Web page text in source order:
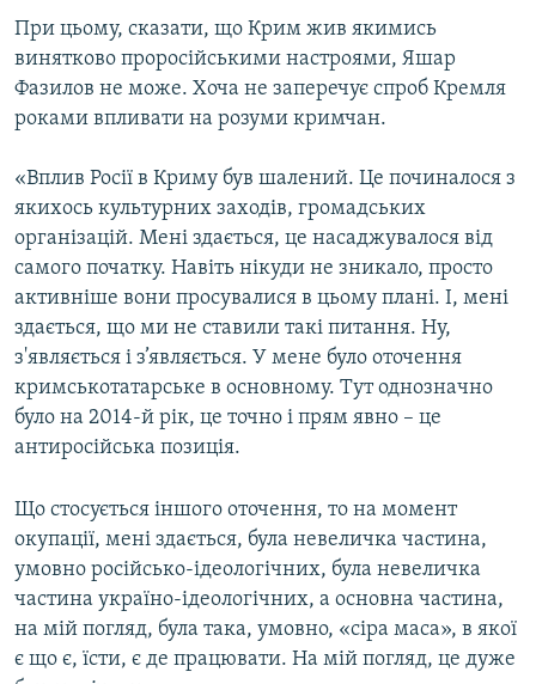
При цьому, сказати, що Крим жив якимись
винятково проросійськими настроями, Яшар
Фазилов не може. Хоча не заперечує спроб Кремля
роками впливати на розуми кримчан.
«Вплив Росії в Криму був шалений. Це починалося з
якихось культурних заходів, громадських
організацій. Мені здається, це насаджувалося від
самого початку. Навіть нікуди не зникало, просто
активніше вони просувалися в цьому плані. І, мені
здається, що ми не ставили такі питання. Ну,
з'являється і з’являється. У мене було оточення
кримськотатарське в основному. Тут однозначно
було на 2014-й рік, це точно і прям явно – це
антиросійська позиція.
Що стосується іншого оточення, то на момент
окупації, мені здається, була невеличка частина,
умовно російсько-ідеологічних, була невеличка
частина україно-ідеологічних, а основна частина,
на мій погляд, була така, умовно, «сіра маса», в якої
є що є, їсти, є де працювати. На мій погляд, це дуже